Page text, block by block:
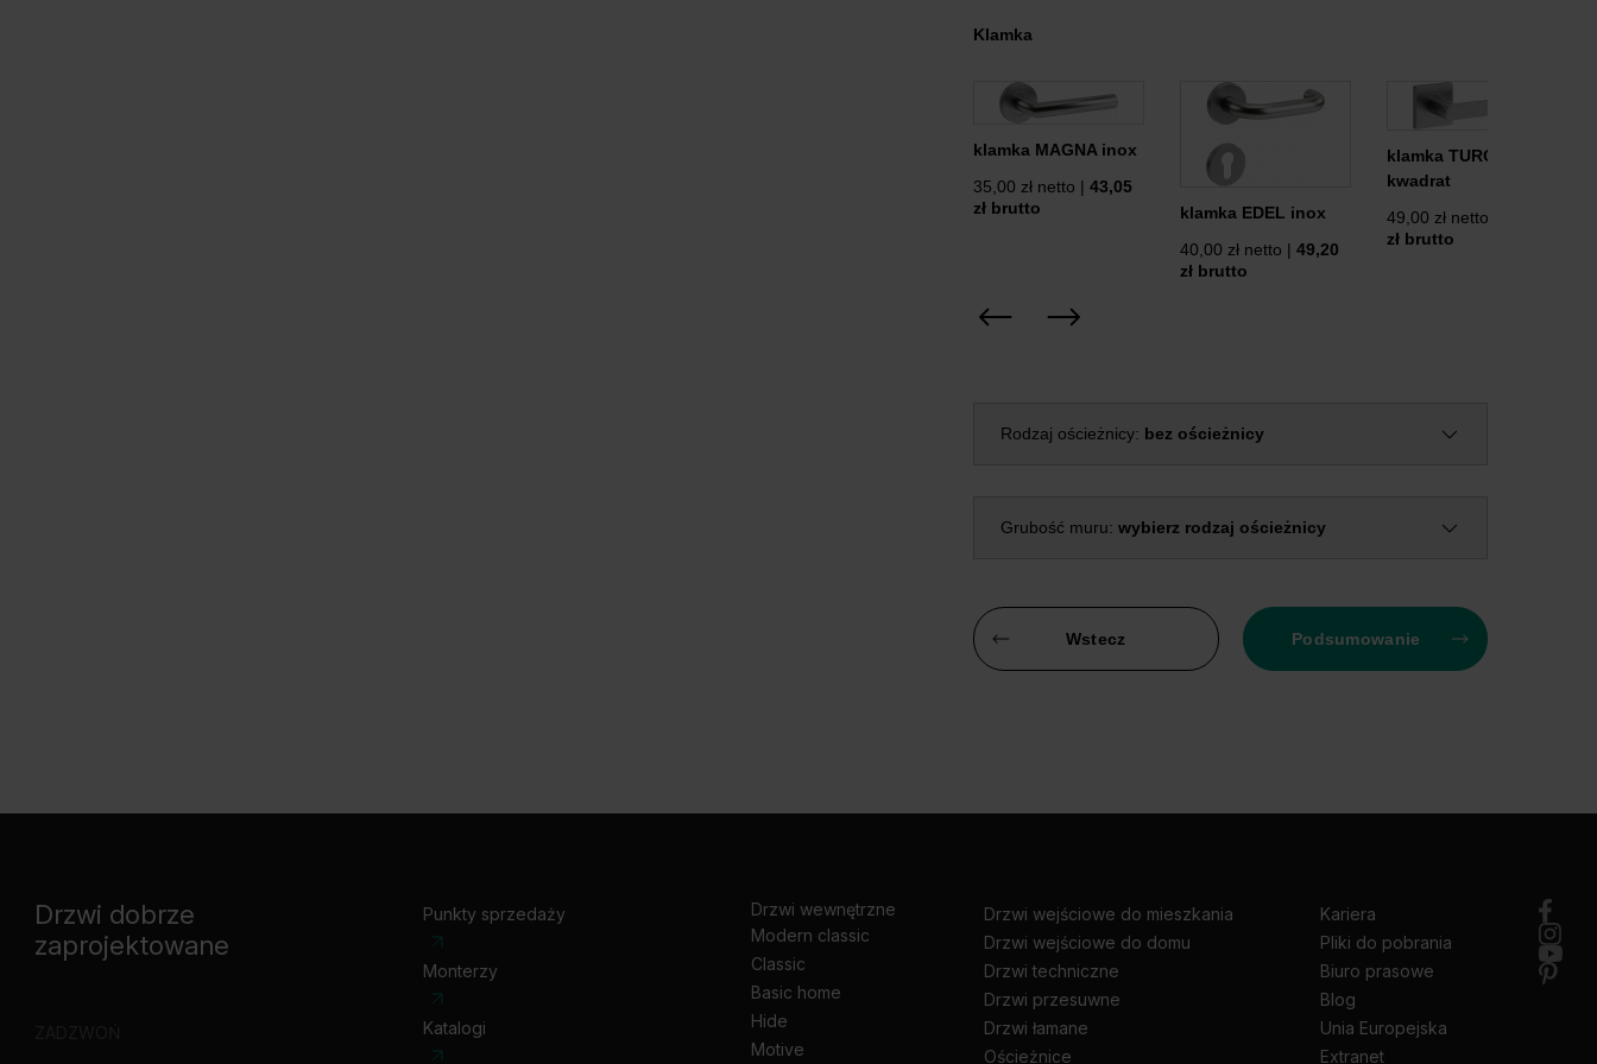
Klamka
klamka MAGNA inox
35,00 zł netto | 43,05
zł brutto
klamka EDEL inox
40,00 zł netto | 49,20
zł brutto
klamka TURO inox
kwadrat
49,00 zł netto |
zł brutto
Rodzaj ościeżnicy: bez ościeżnicy
Grubość muru: wybierz rodzaj ościeżnicy
Wstecz Podsumowanie
Drzwi dobrze
zaprojektowane
Punkty sprzedaży
Monterzy
Katalogi
Drzwi wewnętrzne
Modern classic
Classic
Basic home
Hide
Motive
Drzwi wejściowe do mieszkania
Drzwi wejściowe do domu
Drzwi techniczne
Drzwi przesuwne
Drzwi łamane
Ościeżnice
Kariera
Pliki do pobrania
Biuro prasowe
Blog
Unia Europejska
Extranet